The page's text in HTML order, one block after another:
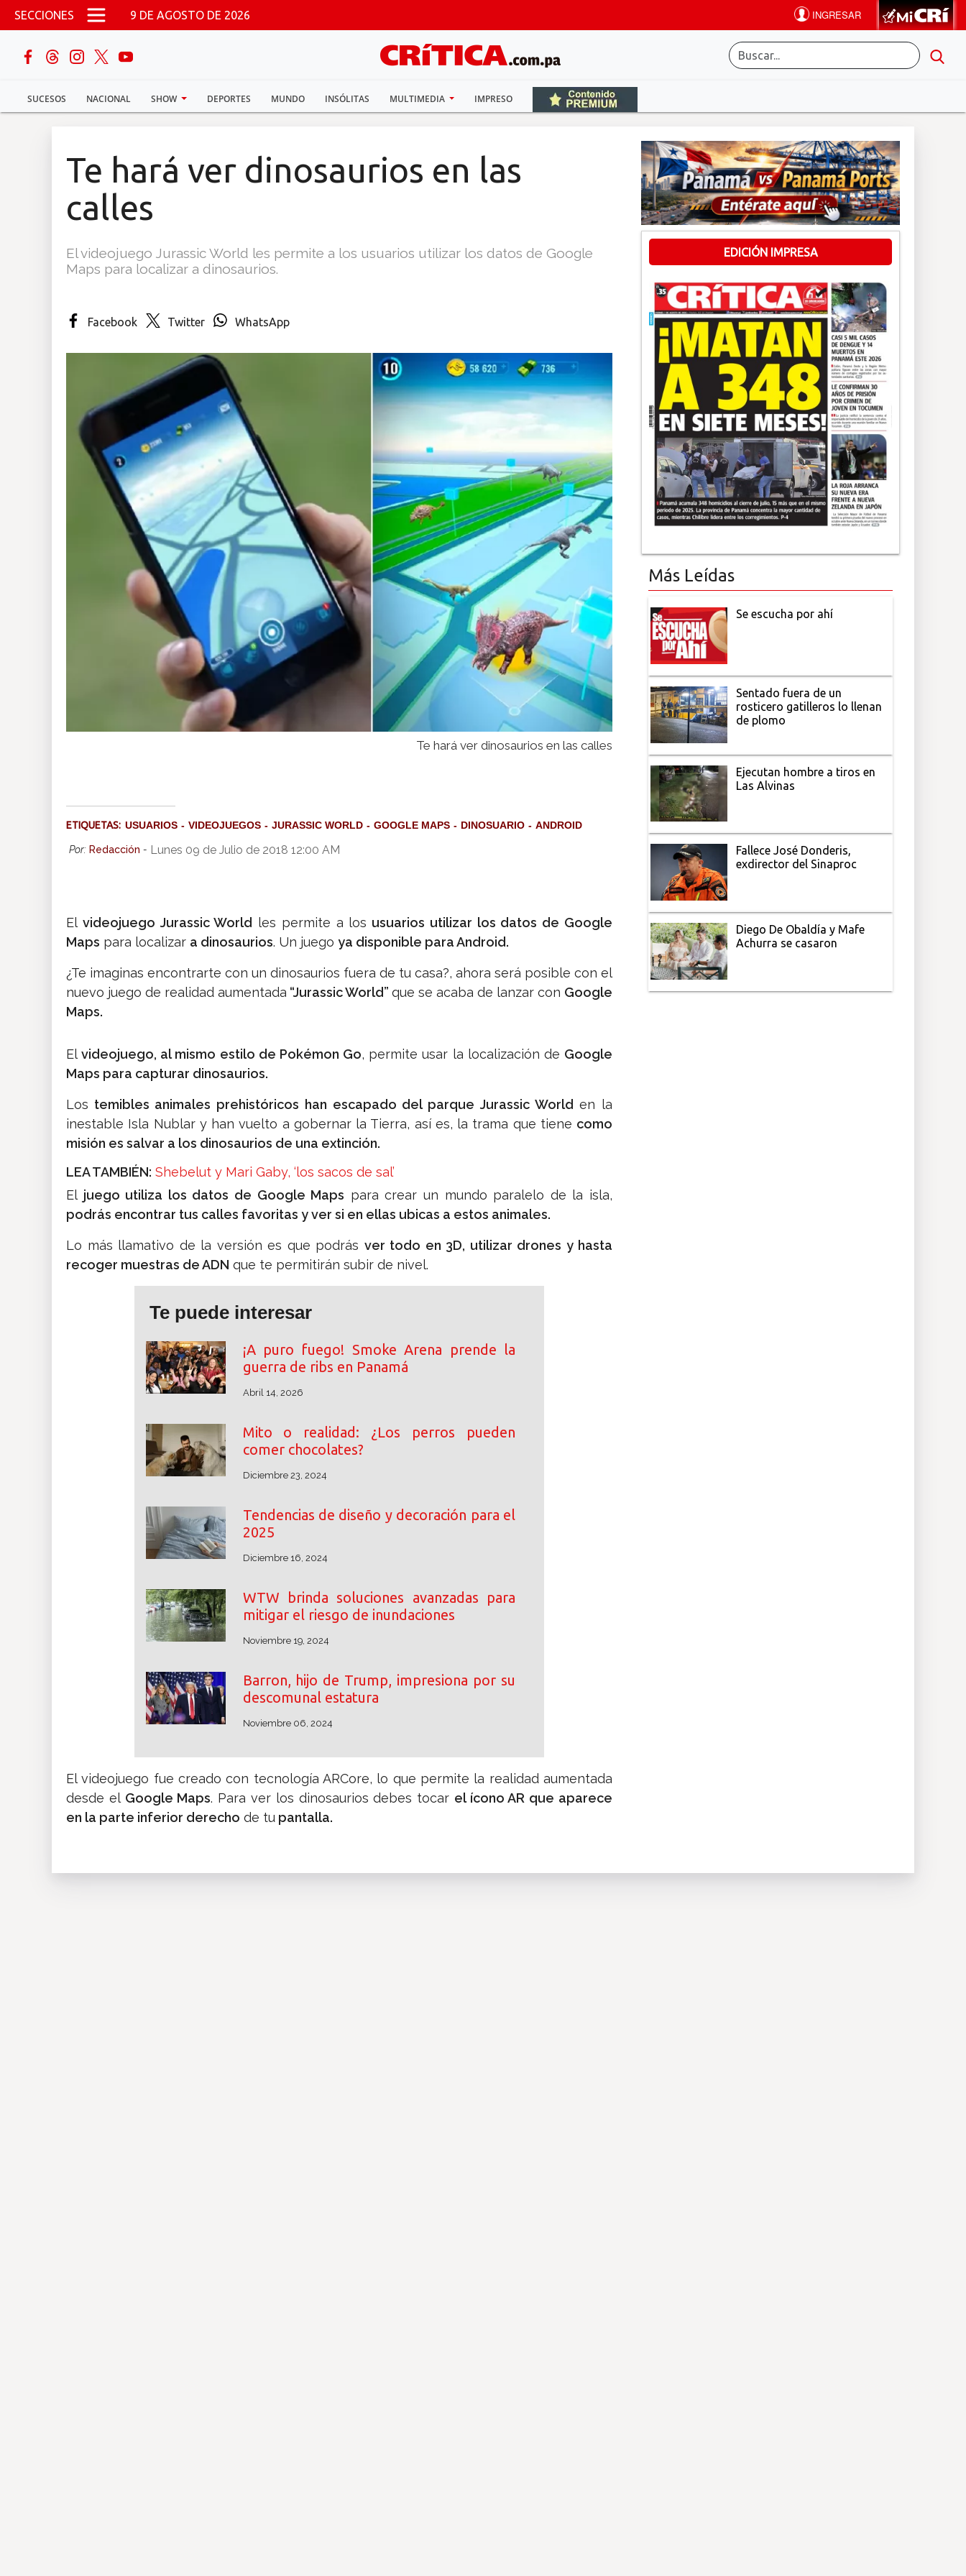
Pasar al contenido principal
SECCIONES 9 DE AGOSTO DE 2026
SUCESOS NACIONAL SHOW DEPORTES MUNDO INSÓLITAS MULTIMEDIA IMPRESO
buscar
Sucesos
Te hará ver dinosaurios en las
calles
El videojuego Jurassic World les permite a los usuarios utilizar los datos de Google
Maps para localizar a dinosaurios.
Facebook Twitter WhatsApp
Te hará ver dinosaurios en las calles
ETIQUETAS: USUARIOS VIDEOJUEGOS JURASSIC WORLD GOOGLE MAPS DINOSUARIO ANDROID
Por: Redacción - Lunes 09 de Julio de 2018 12:00 AM
El videojuego Jurassic World les permite a los usuarios utilizar los datos de Google
Maps para localizar a dinosaurios. Un juego ya disponible para Android.
¿Te imaginas encontrarte con un dinosaurios fuera de tu casa?, ahora será posible con el
nuevo juego de realidad aumentada “Jurassic World” que se acaba de lanzar con Google
Maps.
Elvideojuego, al mismo estilo de Pokémon Go, permite usar la localización de Google
Maps para capturar dinosaurios.
Los temibles animales prehistóricos han escapado del parque Jurassic World en la
inestable Isla Nublar y han vuelto a gobernar la Tierra, así es, la trama que tiene como
misión es salvar a los dinosaurios de una extinción.
LEA TAMBIÉN: Shebelut y Mari Gaby, ‘los sacos de sal’
El juego utiliza los datos de Google Maps para crear un mundo paralelo de la isla,
podrás encontrar tus calles favoritas y ver si en ellas ubicas a estos animales.
Lo más llamativo de la versión es que podrás ver todo en 3D, utilizar drones y hasta
recoger muestras de ADN que te permitirán subir de nivel.
Te puede interesar
¡A puro fuego! Smoke Arena prende la
guerra de ribs en Panamá
Abril 14, 2026
Mito o realidad: ¿Los perros pueden
comer chocolates?
Diciembre 23, 2024
Tendencias de diseño y decoración para el
2025
Diciembre 16, 2024
WTW brinda soluciones avanzadas para
mitigar el riesgo de inundaciones
Noviembre 19, 2024
Barron, hijo de Trump, impresiona por su
descomunal estatura
Noviembre 06, 2024
El videojuego fue creado con tecnología ARCore, lo que permite la realidad aumentada
desde elGoogle Maps. Para ver los dinosaurios debes tocar el ícono AR que aparece
en la parte inferior derecho de tu pantalla.
EDICIÓN IMPRESA
Más Leídas
Se escucha por ahí
Sentado fuera de un
rosticero gatilleros lo llenan
de plomo
Ejecutan hombre a tiros en
Las Alvinas
Fallece José Donderis,
exdirector del Sinaproc
Diego De Obaldía y Mafe
Achurra se casaron